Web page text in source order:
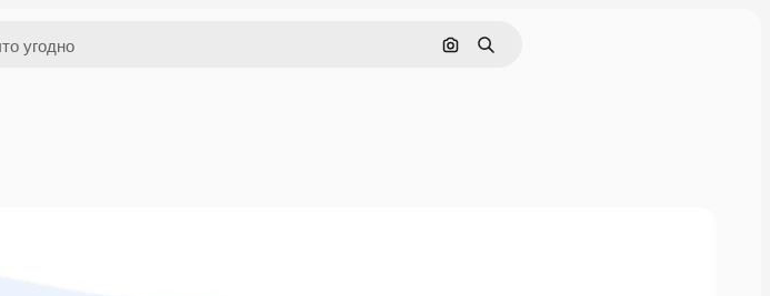
Поиск по изображению
Поиск